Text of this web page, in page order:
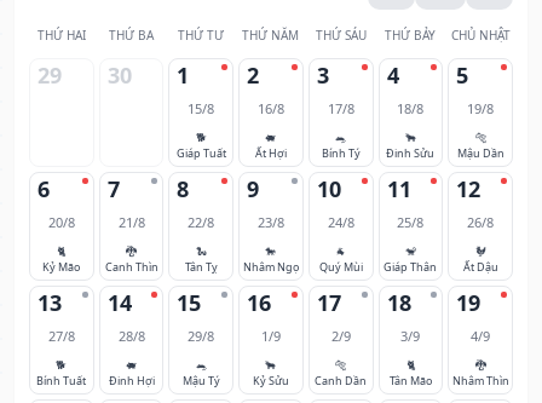
THỨ HAI THỨ BA THỨ TƯ THỨ NĂM THỨ SÁU THỨ BẢY CHỦ NHẬT
29 30 1
15/8
🐕
Giáp Tuất
2
16/8
🐖
Ất Hợi
3
17/8
🐀
Bính Tý
4
18/8
🐂
Đinh Sửu
5
19/8
🐅
Mậu Dần
6
20/8
🐈
Kỷ Mão
7
21/8
🐉
Canh Thìn
8
22/8
🐍
Tân Tỵ
9
23/8
🐎
Nhâm Ngọ
10
24/8
🐐
Quý Mùi
11
25/8
🐒
Giáp Thân
12
26/8
🐓
Ất Dậu
13
27/8
🐕
Bính Tuất
14
28/8
🐖
Đinh Hợi
15
29/8
🐀
Mậu Tý
16
1/9
🐂
Kỷ Sửu
17
2/9
🐅
Canh Dần
18
3/9
🐈
Tân Mão
19
4/9
🐉
Nhâm Thìn